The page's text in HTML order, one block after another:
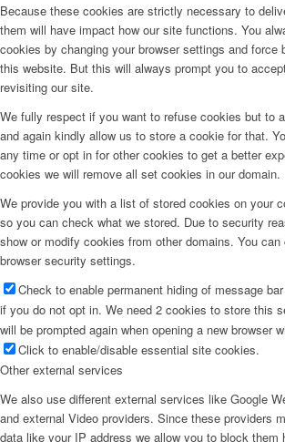
Because these cookies are strictly necessary to
them will have impact how our site functions. You
cookies by changing your browser settings and force
this website. But this will always prompt you to
revisiting our site.
We fully respect if you want to refuse cookies but to
and again kindly allow us to store a cookie for that.
any time or opt in for other cookies to get a better
cookies we will remove all set cookies in our domain.
We provide you with a list of stored cookies on your
so you can check what we stored. Due to security
show or modify cookies from other domains. You
browser security settings.
Check to enable permanent hiding of message
if you do not opt in. We need 2 cookies to store this
will be prompted again when opening a new browser
Click to enable/disable essential site cookies.
Other external services
We also use different external services like Google
and external Video providers. Since these providers
data like your IP address we allow you to block them